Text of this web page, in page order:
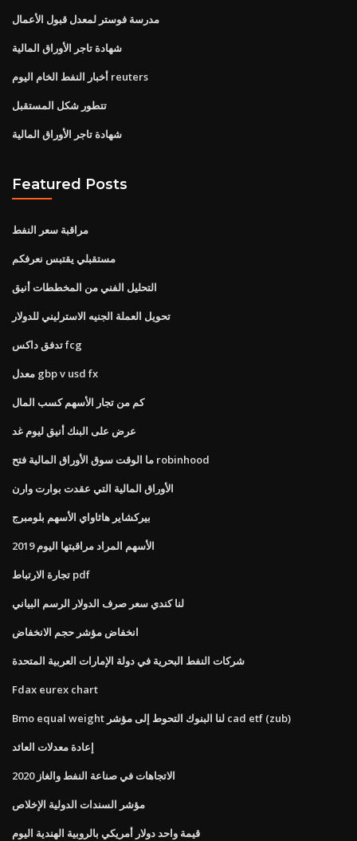
مدرسة فوستر لمعدل قبول الأعمال
شهادة تاجر الأوراق المالية
أخبار النفط الخام اليوم reuters
تتطور شكل المستقبل
شهادة تاجر الأوراق المالية
Featured Posts
مراقبة سعر النفط
مستقبلي يقتبس نعرفكم
التحليل الفني من المخططات أنيق
تحويل العملة الجنيه الاسترليني للدولار
تدفق داكس fcg
معدل gbp v usd fx
كم من تجار الأسهم كسب المال
عرض على البنك أنيق ليوم غد
ما الوقت سوق الأوراق المالية فتح robinhood
الأوراق المالية التي عقدت بوارت وارن
بيركشاير هاثاواي الأسهم بلومبرج
الأسهم المراد مراقبتها اليوم 2019
تجارة الارتباط pdf
لنا كندي سعر صرف الدولار الرسم البياني
انخفاض مؤشر حجم الانخفاض
شركات النفط البحرية في دولة الإمارات العربية المتحدة
Fdax eurex chart
Bmo equal weight لنا البنوك التحوط إلى مؤشر cad etf (zub)
إعادة معدلات العائد
الاتجاهات في صناعة النفط والغاز 2020
مؤشر السندات الدولية الإخلاص
قيمة واحد دولار أمريكي بالروبية الهندية اليوم